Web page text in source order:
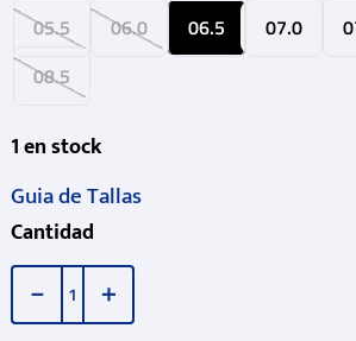
05.5 06.0 06.5 07.0
08.5
1en stock
Guia de Tallas
Cantidad
＋
－